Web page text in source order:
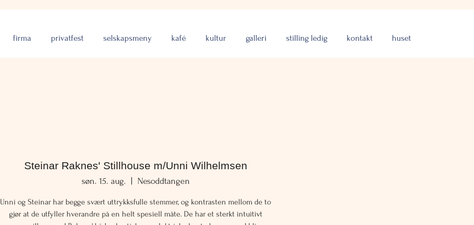
firma privatfest selskapsmeny kafé kultur galleri stilling ledig kontakt huset
Steinar Raknes' Stillhouse m/Unni Wilhelmsen
søn. 15. aug. Nesoddtangen
Unni og Steinar har begge svært uttrykksfulle stemmer, og kontrasten mellom de to
gjør at de utfyller hverandre på en helt spesiell måte. De har et sterkt intuitivt